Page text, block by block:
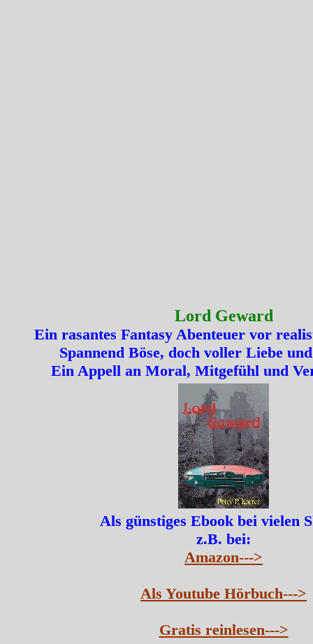
Lord Geward
Ein rasantes Fantasy Abenteuer vor
Spannend Böse, doch voller Liebe
Ein Appell an Moral, Mitgefühl und
Als günstiges Ebook bei vielen
z.B. bei:
Amazon--->
Als Youtube Hörbuch--->
Gratis reinlesen--->